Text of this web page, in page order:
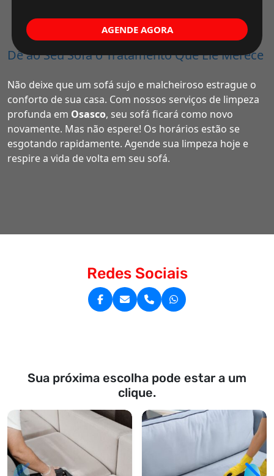
Dê ao Seu Sofá o Tratamento Que Ele Merece
Não deixe que um sofá sujo e malcheiroso estrague o
conforto de sua casa. Com nossos serviços de limpeza
profunda em Osasco, seu sofá ficará como novo
novamente. Mas não espere! Os horários estão se
esgotando rapidamente. Agende sua limpeza hoje e
respire a vida de volta em seu sofá.
AGENDE AGORA
Redes Sociais
Sua próxima escolha pode estar a um
clique.